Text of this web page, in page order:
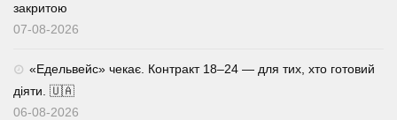
закритою
07-08-2026
«Едельвейс» чекає. Контракт 18–24 — для тих, хто готовий
діяти. 🇺🇦
06-08-2026